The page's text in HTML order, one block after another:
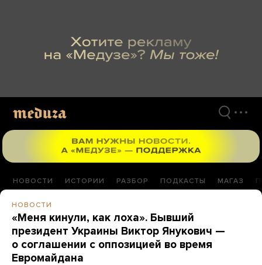
НОВОСТИ ИСТОРИИ РАЗБОР ПОДКАСТЫ МАГАЗ
НОВОСТИ
«Меня кинули, как лоха». Бывший
президент Украины Виктор Янукович —
о соглашении с оппозицией во время
Евромайдана